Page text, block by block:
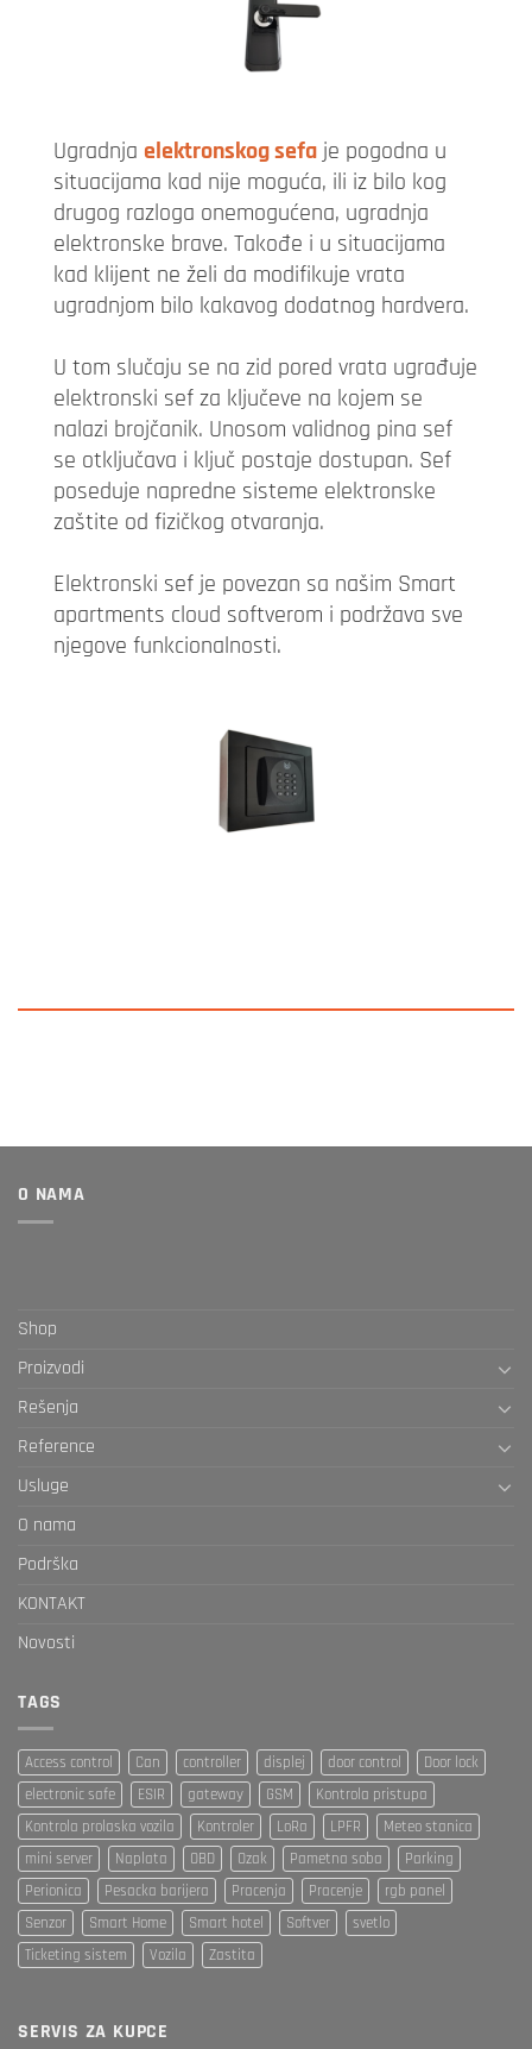
Ugradnja elektronskog sefa je pogodna u
situacijama kad nije moguća, ili iz bilo kog
drugog razloga onemogućena, ugradnja
elektronske brave. Takođe i u situacijama
kad klijent ne želi da modifikuje vrata
ugradnjom bilo kakavog dodatnog hardvera.
U tom slučaju se na zid pored vrata ugrađuje
elektronski sef za ključeve na kojem se
nalazi brojčanik. Unosom validnog pina sef
se otključava i ključ postaje dostupan. Sef
poseduje napredne sisteme elektronske
zaštite od fizičkog otvaranja.
Elektronski sef je povezan sa našim Smart
apartments cloud softverom i podržava sve
njegove funkcionalnosti.
O NAMA
Shop
Proizvodi
Rešenja
Reference
Usluge
O nama
Podrška
KONTAKT
Novosti
TAGS
Access control Can controller displej door control
Door lock
electronic safe
ESIR gateway GSM
Kontrola pristupa
Kontrola prolaska vozila
Kontroler LoRa LPFR
Meteo stanica
mini server
Naplata OBD Ozak Pametna soba
Parking
Perionica
Pesacka barijera Pracenja Pracenje
rgb panel
Senzor
Smart Home Smart hotel Softver
svetlo
Ticketing sistem
Vozila Zastita
SERVIS ZA KUPCE